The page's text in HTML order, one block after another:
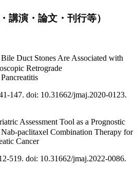
講演・論文・刊行等）
Duct Stones Are Associated with
Retrograde
147. doi: 10.31662/jmaj.2020-0123.
Assessment Tool as a Prognostic
paclitaxel Combination Therapy for
Cancer
519. doi: 10.31662/jmaj.2022-0086.